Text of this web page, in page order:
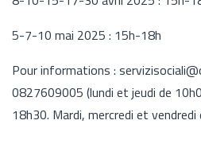
5-7-10 mai 2025 : 15h-18h
Pour informations :
0827609005 (lundi et jeudi de
18h30. Mardi, mercredi et